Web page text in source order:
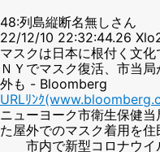
48:列島縦断名無しさん
22/12/10 22:32:44.26
マスクは日本に根付く文化
ＮＹでマスク復活、市当
外も - Bloomberg
URLﾘﾝｸ
ニューヨーク市衛生保健
た屋外でのマスク着用を住
市内で新型コロナウイ